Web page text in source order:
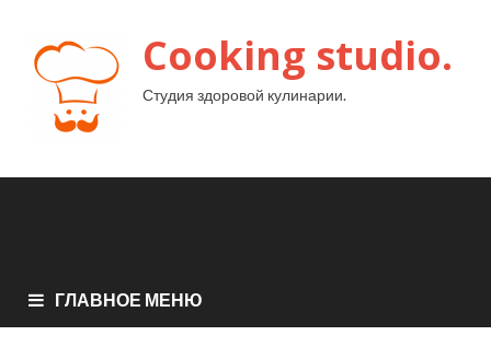
Cooking studio.
Студия здоровой кулинарии.
ГЛАВНОЕ МЕНЮ